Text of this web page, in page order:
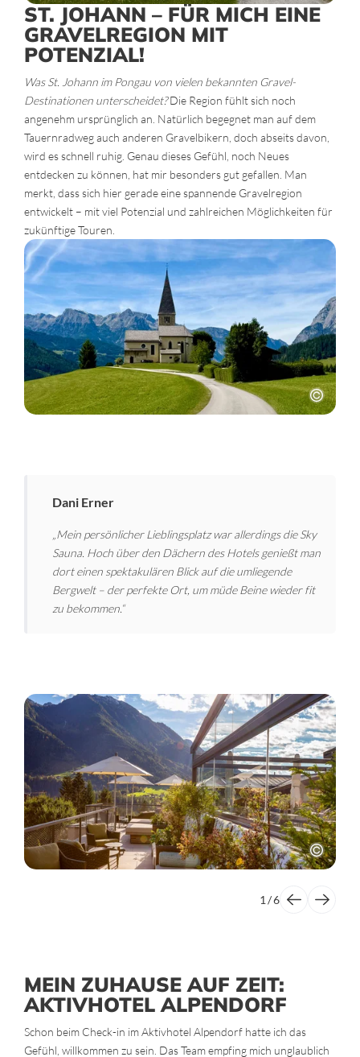
ST. JOHANN – FÜR MICH EINE
GRAVELREGION MIT
POTENZIAL!
Was St. Johann im Pongau von vielen bekannten Gravel-
Destinationen unterscheidet?Die Region fühlt sich noch
angenehm ursprünglich an. Natürlich begegnet man auf dem
Tauernradweg auch anderen Gravelbikern, doch abseits davon,
wird es schnell ruhig. Genau dieses Gefühl, noch Neues
entdecken zu können, hat mir besonders gut gefallen. Man
merkt, dass sich hier gerade eine spannende Gravelregion
entwickelt – mit viel Potenzial und zahlreichen Möglichkeiten für
zukünftige Touren.
Dani Erner
„Mein persönlicher Lieblingsplatz war allerdings die Sky
Sauna. Hoch über den Dächern des Hotels genießt man
dort einen spektakulären Blick auf die umliegende
Bergwelt – der perfekte Ort, um müde Beine wieder fit
zu bekommen.“
1 /6
MEIN ZUHAUSE AUF ZEIT:
AKTIVHOTEL ALPENDORF
Schon beim Check-in im Aktivhotel Alpendorf hatte ich das
Gefühl, willkommen zu sein. Das Team empfing mich unglaublich